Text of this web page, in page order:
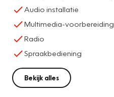
Audio installatie
Multimedia-voorbereiding
Radio
Spraakbediening
Bekijk alles